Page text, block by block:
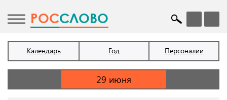
POCСЛОВО
Календарь Год Персоналии